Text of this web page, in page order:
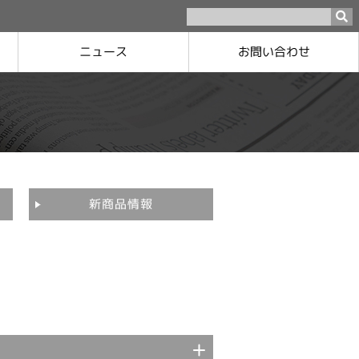
ネットワーク
ニュース お問い合わせ
新商品情報